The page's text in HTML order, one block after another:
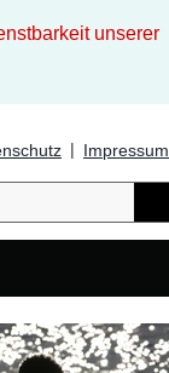
unserer
| Impressum